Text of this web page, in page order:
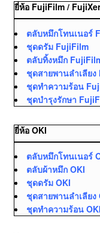
ยี่ห้อ FujiFilm /
ตลับหมึกโทนเนอร์
ชุดดรัม FujiFilm
ตลับทิ้งหมึก
ชุดสายพานลำเลีย
ชุดทำความร้อน
ชุดบำรุงรักษา
ยี่ห้อ OKI
ตลับหมึกโทนเนอร์
ตลับผ้าหมึก OKI
ชุดดรัม OKI
ชุดสายพานลำเลียง
ชุดทำความร้อน OKI